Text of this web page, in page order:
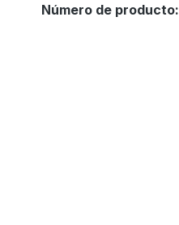
Número de producto: